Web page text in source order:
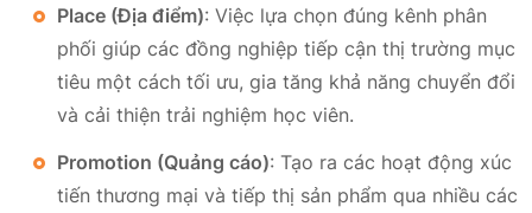
Place (Địa điểm): Việc lựa chọn đúng kênh phân
phối giúp các đồng nghiệp tiếp cận thị trường mục
tiêu một cách tối ưu, gia tăng khả năng chuyển đổi
và cải thiện trải nghiệm học viên.
Promotion (Quảng cáo): Tạo ra các hoạt động xúc
tiến thương mại và tiếp thị sản phẩm qua nhiều các